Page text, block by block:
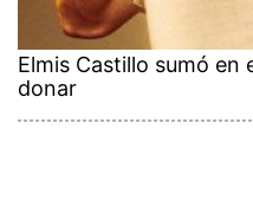
Elmis Castillo sumó en
donar